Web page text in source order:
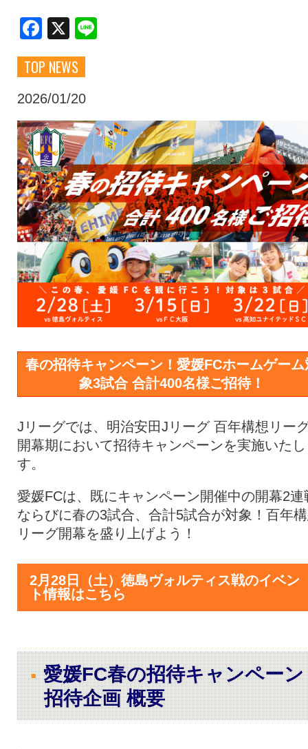
ファンクラブ
トップチーム アカデミー
スポンサー グッズ
特設ページ
Facebook
X
TOP NEWS
2026/01/20
春の招待キャンペーン！愛媛FCホームゲーム
象3試合 合計400名様ご招待！
Jリーグでは、明治安田Jリーグ 百年構想リー
開幕期において招待キャンペーンを実施いた
す。
愛媛FCは、既にキャンペーン開催中の開幕2連
ならびに春の3試合、合計5試合が対象！百年
リーグ開幕を盛り上げよう！
2月28日（土）徳島ヴォルティス戦のイベン
ト情報はこちら
愛媛FC春の招待キャンペーン
招待企画 概要